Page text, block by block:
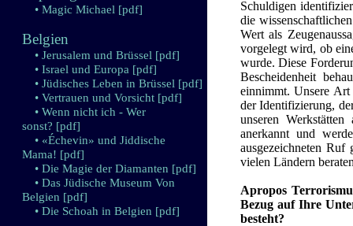
• Magic Michael [pdf]
Belgien
• Jerusalem und Brüssel [pdf]
• Israel und Europa [pdf]
• Jüdisches Leben in Brüssel [pdf]
• Vertrauen und Vorsicht [pdf]
• Wenn nicht ich - Wer
sonst? [pdf]
• «Échevin» und Jiddische
Mama! [pdf]
• Die Magie der Diamanten [pdf]
• Das Jüdische Museum Von
Belgien [pdf]
• Die Schoah in Belgien [pdf]
Schuldigen
die
Wert als
vorgelegt wird, ob
wurde. Diese
Bescheidenheit
einnimmt. Unsere
der Identifizierung,
unseren
anerkannt und
ausgezeichneten
vielen Ländern
Apropos
Bezug auf Ihre
besteht?